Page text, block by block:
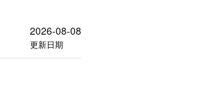
2026-08-08
更新日期